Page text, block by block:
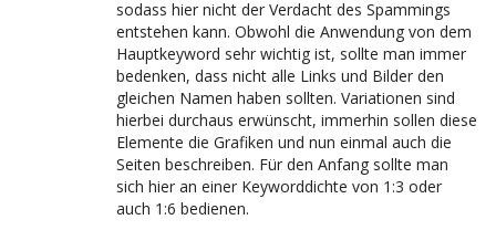
sodass hier nicht der Verdacht des Spammings
entstehen kann. Obwohl die Anwendung von dem
Hauptkeyword sehr wichtig ist, sollte man immer
bedenken, dass nicht alle Links und Bilder den
gleichen Namen haben sollten. Variationen sind
hierbei durchaus erwünscht, immerhin sollen diese
Elemente die Grafiken und nun einmal auch die
Seiten beschreiben. Für den Anfang sollte man
sich hier an einer Keyworddichte von 1:3 oder
auch 1:6 bedienen.